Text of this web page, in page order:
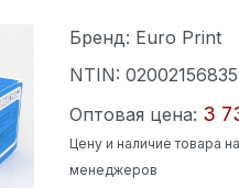
Бренд: Euro Print
NTIN:
Оптовая цена: 3
Цену и наличие товара
менеджеров